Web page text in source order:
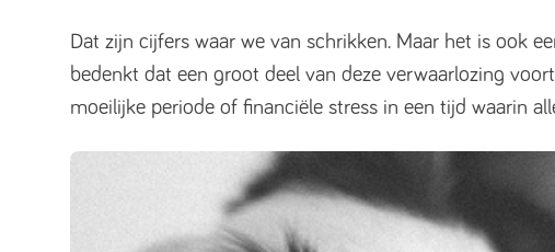
Dat zijn cijfers waar we van schrikken. Maar het is ook
bedenkt dat een groot deel van deze verwaarlozing
moeilijke periode of financiële stress in een tijd waarin